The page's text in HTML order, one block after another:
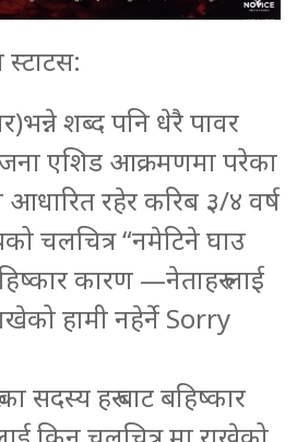
शब्द पनि धेरै पावर
एशिड आक्रमणमा परेका
आधारित रहेर करिब ३/४ वर्ष
चलचित्र “नमेटिने घाउ
कारण —नेताहरु लाई
हामी नहेर्ने Sorry
सदस्य हरु बाट बहिष्कार